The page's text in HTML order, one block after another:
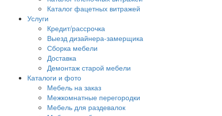
Каталог фацетных витражей
Услуги
Кредит/рассрочка
Выезд дизайнера-замерщика
Сборка мебели
Доставка
Демонтаж старой мебели
Каталоги и фото
Мебель на заказ
Межкомнатные перегородки
Мебель для раздевалок